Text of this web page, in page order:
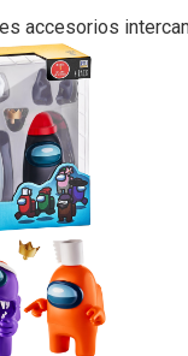
accesorios